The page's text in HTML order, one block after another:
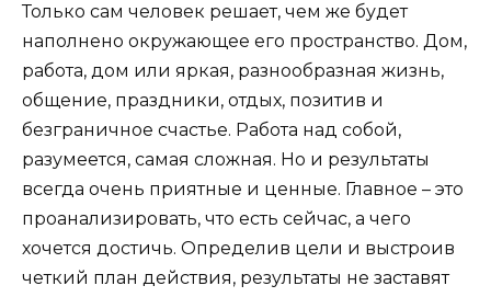
Только сам человек решает, чем же будет
наполнено окружающее его пространство. Дом,
работа, дом или яркая, разнообразная жизнь,
общение, праздники, отдых, позитив и
безграничное счастье. Работа над собой,
разумеется, самая сложная. Но и результаты
всегда очень приятные и ценные. Главное – это
проанализировать, что есть сейчас, а чего
хочется достичь. Определив цели и выстроив
четкий план действия, результаты не заставят